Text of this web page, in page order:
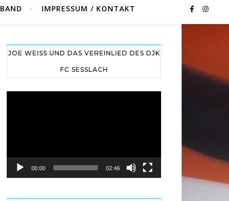
IMPRESSUM / KONTAKT
JOE WEISS UND DAS VEREINLIED DES DJK
FC SESSLACH
00:00 02:46